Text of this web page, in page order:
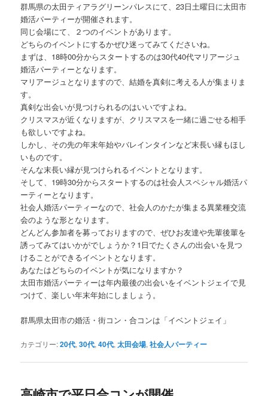
群馬県の太田ティアラグリーンパレスにて、23日土曜日に太田市
婚活パーティーが開催されます。
同じ会場にて、２つのイベントがあります。
どちらのイベントにするかぜひ迷ってみてくださいね。
まずは、18時00分からスタートするのは30代40代マリアージュ
婚活パーティーとなります。
マリアージュとなりますので、結婚を真剣に考える人が集まりま
す。
真剣な出会いが見つけられるのはいいですよね。
クリスマスが近くなりますが、クリスマスを一緒に過ごせる相手
も欲しいですよね。
しかし、その先の年末年始やバレインタインなど末長い縁もほし
いものです。
そんな末長い縁が見つけられるイベントとなります。
そして、19時30分からスタートするのは社会人スペシャル婚活パ
ーティーとなります。
社会人婚活パーティーなので、社会人のかたが集まる異業種交流
会のような形となります。
どんどん参加者を募っておりますので、ぜひお友達や先輩後輩を
誘ってみてはいかがでしょうか？1日でたくさんの出会いを見つ
けることができるイベントとなります。
あなたはどちらのイベントが気になりますか？
太田市婚活パーティーは年内最後の出会いをイベントジェイで見
つけて、楽しい年末年始にしましょう。
群馬県太田市の婚活・街コン・合コンは「イベントジェイ」
カテゴリー:20代,30代,40代,太田会場,社会人パーティー